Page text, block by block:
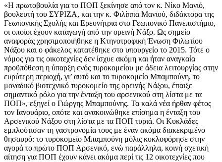
«Η πρωτοβουλία για το ΠΟΠ ξεκίνησε από τον κ. Νίκο Μανιό,
βουλευτή του ΣΥΡΙΖΑ, και την κ. Φιλίππα Μανιού, διδάκτορα της
Γεωπονικής Σχολής και Ερευνήτρια στο Γεωπονικό Πανεπιστήμιο,
οι οποίοι έχουν καταγωγή από την ορεινή Νάξο. Ως σημείο
αναφοράς χρησιμοποιήθηκε η Κτηνοτροφική Ένωση Φιλωτίου
Νάξου και ο φάκελος κατατέθηκε στο υπουργείο το 2015. Τότε ο
νόμος για τις οικοτεχνίες δεν ίσχυε ακόμη και ήταν αναγκαία
προϋπόθεση η ύπαρξη ενός τυροκομείου με άδεια λειτουργίας στην
ευρύτερη περιοχή, γι’ αυτό και το τυροκομείο Μπαμπούνη, το
μοναδικό βιοτεχνικό τυροκομείο της ορεινής Νάξου, έπαιξε
σημαντικό ρόλο για την ένταξη του αρσενικού στη λίστα με τα
ΠΟΠ», εξηγεί ο Γιώργης Μπαμπούνης. Τα καλά νέα ήρθαν φέτος
τον Ιανουάριο, οπότε και ανακοινώθηκε επίσημα η ένταξη του
Αρσενικού Νάξου στη λίστα με τα ΠΟΠ τυριά. Οι Κυκλάδες
εμπλούτισαν τη γαστρονομία τους με έναν ακόμα διακεκριμένο
θησαυρό: το τυροκοµείο Μπαµπούνη μόλις κυκλοφόρησε στην
αγορά το πρώτο ΠΟΠ Αρσενικό, ενώ παράλληλα, κοινή σχετική
αίτηση για ΠΟΠ έχουν κάνει ακόμα περί τις 12 οικοτεχνίες που